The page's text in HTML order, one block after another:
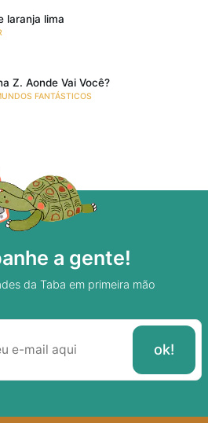
laranja lima
Z. Aonde Vai Você?
FANTÁSTICOS
a gente!
da Taba em primeira mão